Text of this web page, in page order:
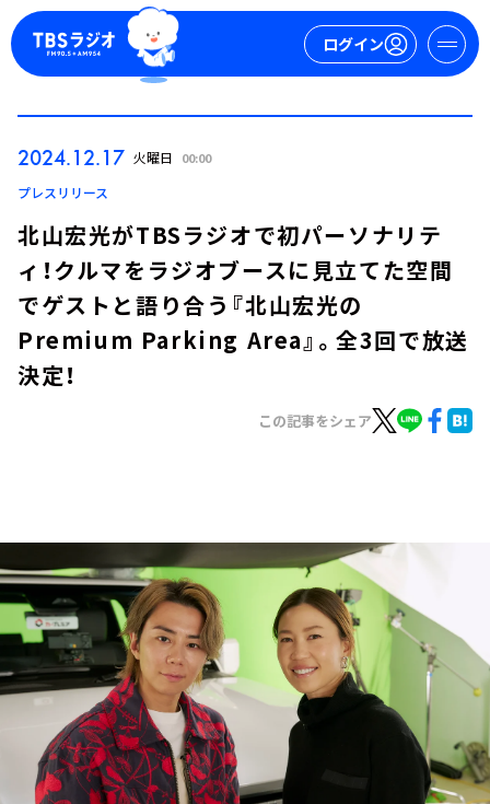
ログイン
会社情報
2024.12.17 火曜日 00:00
プレスリリース
北山宏光がTBSラジオで初パーソナリテ
ィ！クルマをラジオブースに見立てた空間
でゲストと語り合う『北山宏光の
Premium Parking Area』。全3回で放送
決定！
この記事をシェア